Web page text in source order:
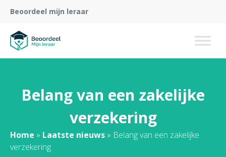
Beoordeel mijn leraar
Belang van een zakelijke
verzekering
Home » Laatste nieuws » Belang van een zakelijke
verzekering